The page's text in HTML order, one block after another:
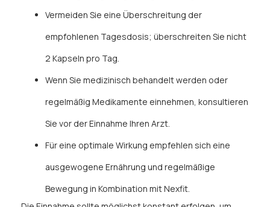
Vermeiden Sie eine Überschreitung der
empfohlenen Tagesdosis; überschreiten Sie nicht
2 Kapseln pro Tag.
Wenn Sie medizinisch behandelt werden oder
regelmäßig Medikamente einnehmen, konsultieren
Sie vor der Einnahme Ihren Arzt.
Für eine optimale Wirkung empfehlen sich eine
ausgewogene Ernährung und regelmäßige
Bewegung in Kombination mit Nexfit.